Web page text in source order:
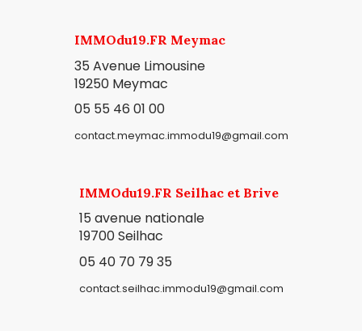
IMMOdu19.FR Meymac
35 Avenue Limousine
19250 Meymac
05 55 46 01 00
contact.meymac.immodu19@gmail.com
IMMOdu19.FR Seilhac et Brive
15 avenue nationale
19700 Seilhac
05 40 70 79 35
contact.seilhac.immodu19@gmail.com